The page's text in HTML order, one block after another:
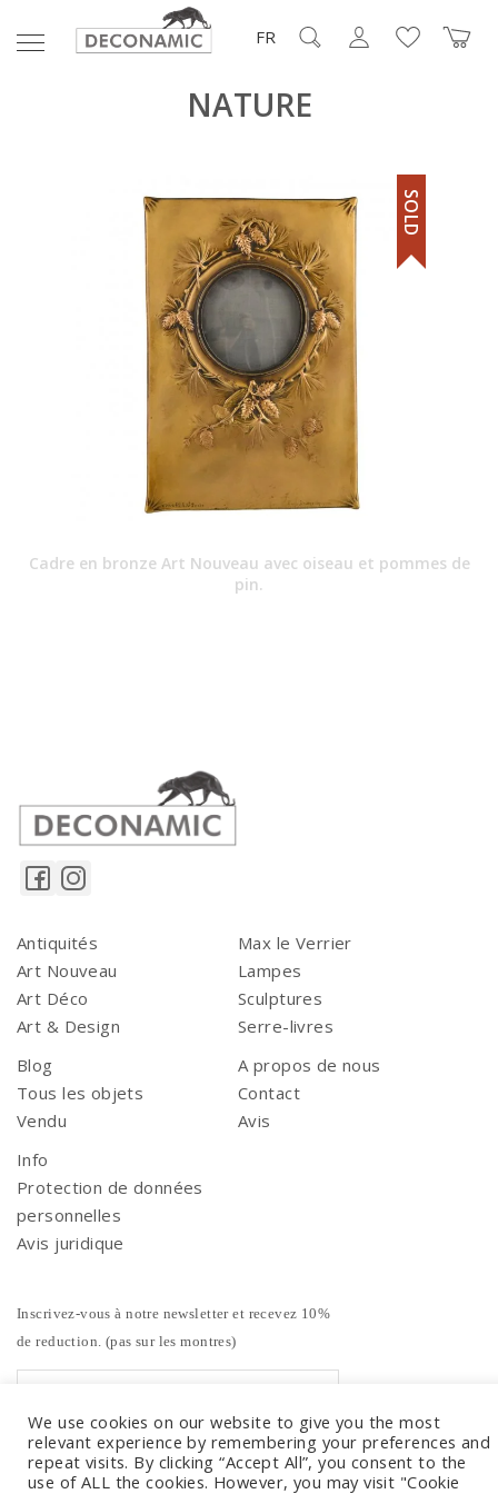
FR
NATURE
Cadre en bronze Art Nouveau avec oiseau et pommes de
pin.
SOLD
Antiquités
Art Nouveau
Art Déco
Art & Design
Max le Verrier
Lampes
Sculptures
Serre-livres
Blog
Tous les objets
Vendu
A propos de nous
Contact
Avis
Info
Protection de données
personnelles
Avis juridique
Inscrivez-vous à notre newsletter et recevez 10%
de reduction. (pas sur les montres)
We use cookies on our website to give you the most
relevant experience by remembering your preferences and
repeat visits. By clicking “Accept All”, you consent to the
use of ALL the cookies. However, you may visit "Cookie